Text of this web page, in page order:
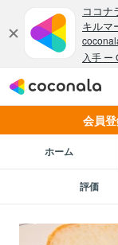
会員
ホーム
評価